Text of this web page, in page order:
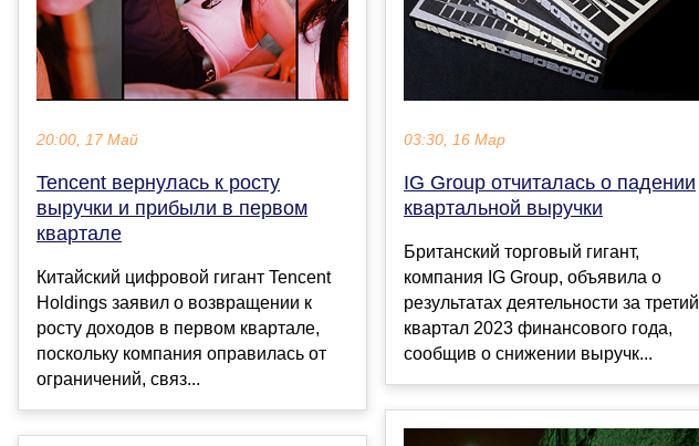
20:00, 17 Май
Tencent вернулась к росту
выручки и прибыли в первом
квартале
Китайский цифровой гигант Tencent
Holdings заявил о возвращении к
росту доходов в первом квартале,
поскольку компания оправилась от
ограничений, связ...
03:30, 16 Мар
IG Group отчиталась о падении
квартальной выручки
Британский торговый гигант,
компания IG Group, объявила о
результатах деятельности за третий
квартал 2023 финансового года,
сообщив о снижении выручк...